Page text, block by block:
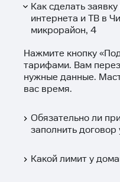
Как сделать
интернета и ТВ в
микрорайон, 4
Нажмите кнопку «
тарифами. Вам
нужные данные.
вас время.
Обязательно ли
заполнить договор
Какой лимит у